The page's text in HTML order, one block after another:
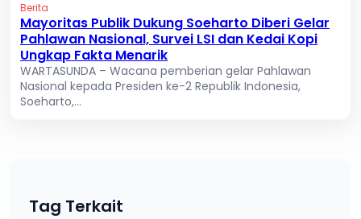
Berita
Mayoritas Publik Dukung Soeharto Diberi Gelar
Pahlawan Nasional, Survei LSI dan Kedai Kopi
Ungkap Fakta Menarik
WARTASUNDA – Wacana pemberian gelar Pahlawan
Nasional kepada Presiden ke-2 Republik Indonesia,
Soeharto,...
Tag Terkait